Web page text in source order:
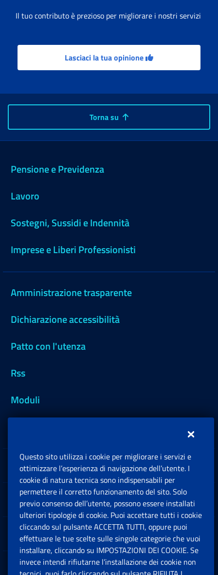
Il tuo contributo è prezioso per migliorare i nostri servizi
Lasciaci la tua opinione
Torna su
Pensione e Previdenza
Lavoro
Sostegni, Sussidi e Indennità
Imprese e Liberi Professionisti
Amministrazione trasparente
Dichiarazione accessibilità
Patto con l'utenza
Rss
Moduli
Sedi e Contatti
Software
Note Legali
App mobile
Questo sito utilizza i cookie per migliorare i servizi e
ottimizzare l’esperienza di navigazione dell’utente. I
cookie di natura tecnica sono indispensabili per
permettere il corretto funzionamento del sito. Solo
previo consenso dell’utente, possono essere installati
ulteriori tipologie di cookie. Puoi accettare tutti i cookie
cliccando sul pulsante ACCETTA TUTTI, oppure puoi
effettuare le tue scelte sulle singole categorie che vuoi
installare, cliccando su IMPOSTAZIONI DEI COOKIE. Se
invece intendi rifiutarne l’installazione dei cookie non